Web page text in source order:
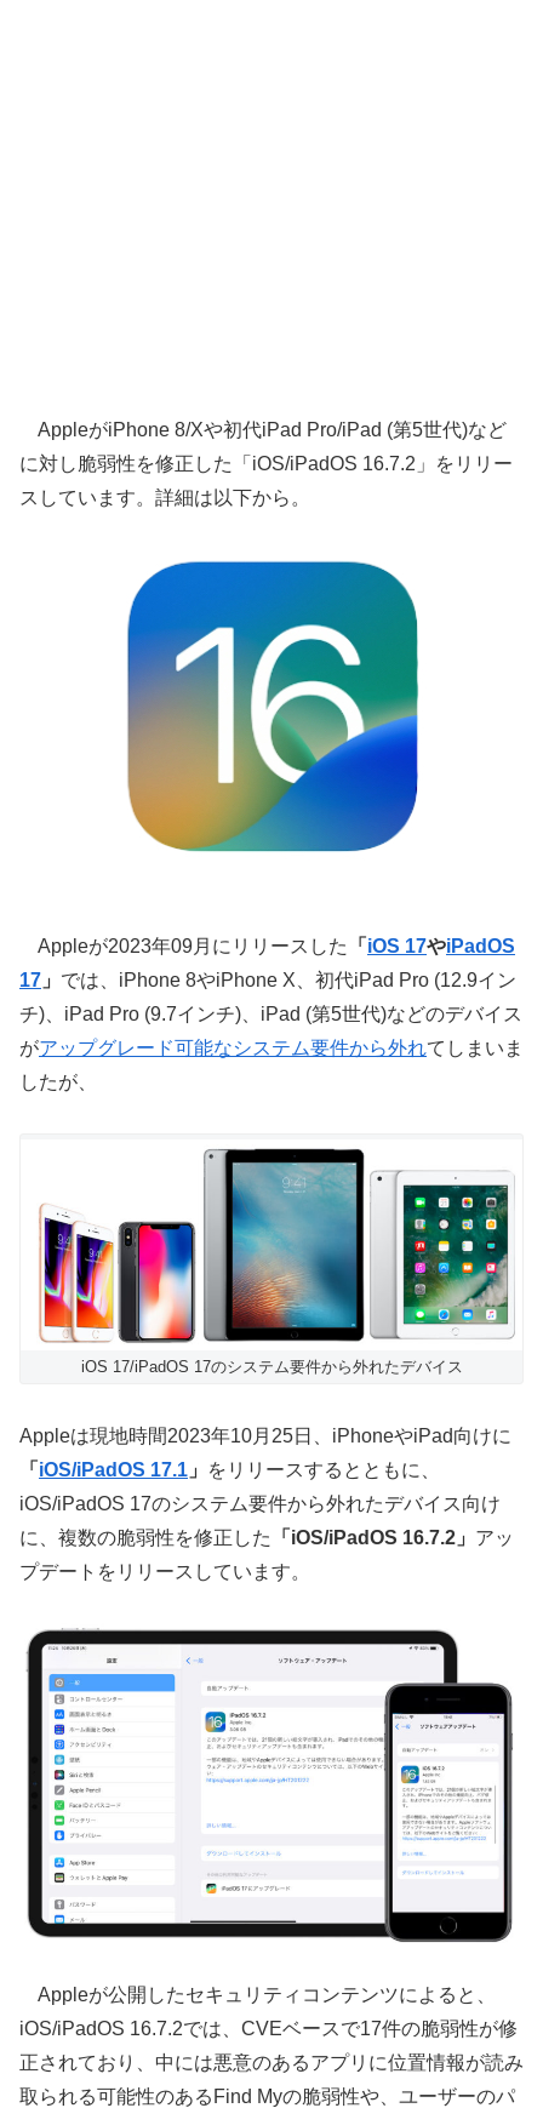
AppleがiPhone 8/Xや初代iPad Pro/iPad (第5世代)など
に対し脆弱性を修正した「iOS/iPadOS 16.7.2」をリリー
スしています。詳細は以下から。
Appleが2023年09月にリリースした 「 iOS 17やiPadOS
17 」 では、iPhone 8やiPhone X、初代iPad Pro (12.9イン
チ)、iPad Pro (9.7インチ)、iPad (第5世代)などのデバイス
がアップグレード可能なシステム要件から外れてしまいま
したが、
iOS 17/iPadOS 17のシステム要件から外れたデバイス
Appleは現地時間2023年10月25日、iPhoneやiPad向けに
「 iOS/iPadOS 17.1 」
をリリースするとともに、
iOS/iPadOS 17のシステム要件から外れたデバイス向け
に、複数の脆弱性を修正した
「iOS/iPadOS 16.7.2」 アッ
プデートをリリースしています。
Appleが公開したセキュリティコンテンツによると、
iOS/iPadOS 16.7.2では、CVEベースで17件の脆弱性が修
正されており、中には悪意のあるアプリに位置情報が読み
取られる可能性のあるFind Myの脆弱性や、ユーザーのパ